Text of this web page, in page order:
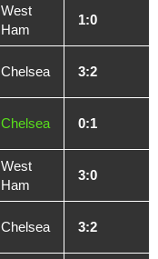
West
Ham
1:0
Chelsea 3:2
Chelsea 0:1
West
Ham
3:0
Chelsea 3:2